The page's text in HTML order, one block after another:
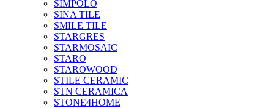
SIMPOLO
SINA TILE
SMILE TILE
STARGRES
STARMOSAIC
STARO
STAROWOOD
STILE CERAMIC
STN CERAMICA
STONE4HOME